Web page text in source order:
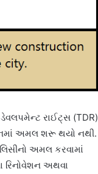
રાઈટ્સ (TDR)
અમલ શરૂ થયો નથી.
અમલ કરવામાં
રિનોવેશન અથવા